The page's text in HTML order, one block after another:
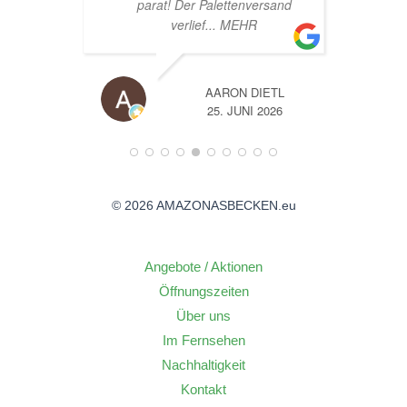
A
14. JUNI 2026
© 2026 AMAZONASBECKEN.eu
Angebote / Aktionen
Öffnungszeiten
Über uns
Im Fernsehen
Nachhaltigkeit
Kontakt